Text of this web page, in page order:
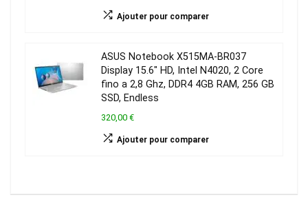
Ajouter pour comparer
ASUS Notebook X515MA-BR037
Display 15.6″ HD, Intel N4020, 2 Core
fino a 2,8 Ghz, DDR4 4GB RAM, 256 GB
SSD, Endless
320,00 €
Ajouter pour comparer